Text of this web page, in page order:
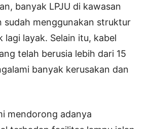
banyak LPJU di kawasan
sudah menggunakan struktur
lagi layak. Selain itu, kabel
telah berusia lebih dari 15
banyak kerusakan dan
mendorong adanya